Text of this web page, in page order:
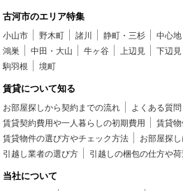
古河市のエリア特集
小山市 野木町 諸川 静町・三杉 中心地
鴻巣
中田・大山 牛ヶ谷 上辺見 下辺見
駒羽根
境町
賃貸について知る
お部屋探しから契約までの流れ よくある質問
賃貸契約費用や一人暮らしの初期費用
賃貸
賃貸物件の選び方やチェック方法
お部屋探
引越し業者の選び方
引越しの梱包の仕方や
当社について